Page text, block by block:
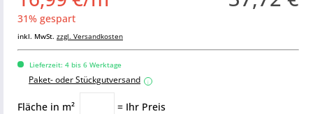
31% gespart
inkl. MwSt. zzgl. Versandkosten
Lieferzeit: 4 bis 6 Werktage
Paket- oder Stückgutversand i
Fläche in m² = Ihr Preis